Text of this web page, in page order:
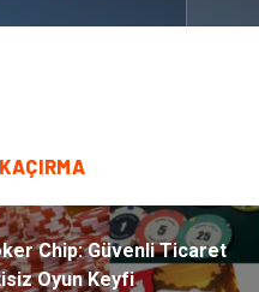
Chip: Güvenli Ticaret
Oyun Keyfi